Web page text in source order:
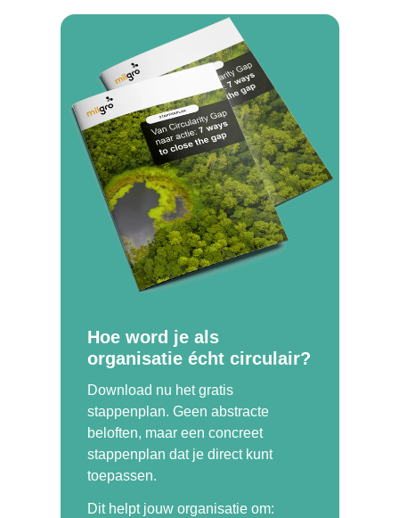
Hoe word je als
organisatie écht circulair?
Download nu het gratis
stappenplan. Geen abstracte
beloften, maar een concreet
stappenplan dat je direct kunt
toepassen.
Dit helpt jouw organisatie om: